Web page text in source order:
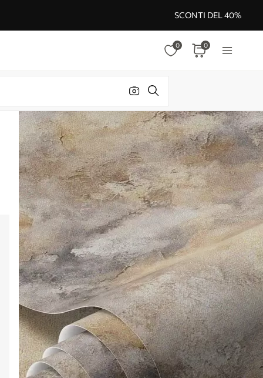
SCONTI DEL 40%
0 0